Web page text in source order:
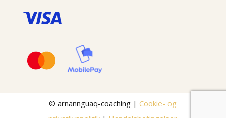
© arnannguaq-coaching |Cookie- og